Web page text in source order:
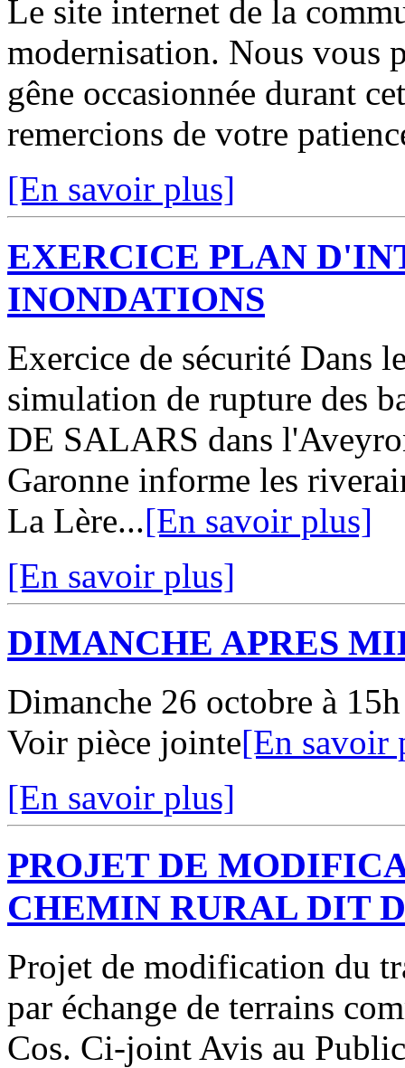
Le site internet de la
modernisation. Nous vous
gêne occasionnée durant
remercions de votre
[En savoir plus]
EXERCICE PLAN
INONDATIONS
Exercice de sécurité Dans
simulation de rupture des
DE SALARS dans
Garonne informe les
La Lère...[En savoir plus]
[En savoir plus]
DIMANCHE APRES
Dimanche 26 octobre à
Voir pièce jointe[En savoir
[En savoir plus]
PROJET DE
CHEMIN RURAL DIT
Projet de modification du
par échange de terrains
Cos. Ci-joint Avis au Public